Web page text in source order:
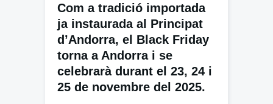
Com a tradició importada
ja instaurada al Principat
d’Andorra, el Black Friday
torna a Andorra i se
celebrarà durant el 23, 24 i
25 de novembre del 2025.